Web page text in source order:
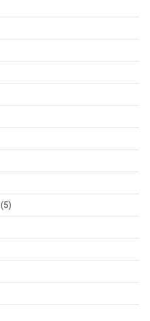
(5)